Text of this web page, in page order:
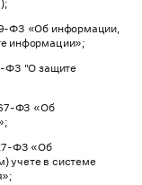
ФЗ «Об информации,
информации»;
ФЗ "О защите
ФЗ «Об
ФЗ «Об
учете в системе